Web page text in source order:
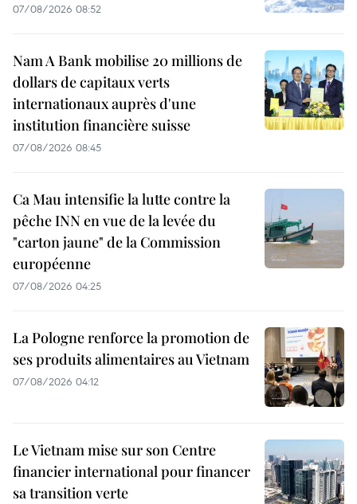
07/08/2026 08:52
Nam A Bank mobilise 20 millions de
dollars de capitaux verts
internationaux auprès d'une
institution financière suisse
07/08/2026 08:45
Ca Mau intensifie la lutte contre la
pêche INN en vue de la levée du
"carton jaune" de la Commission
européenne
07/08/2026 04:25
La Pologne renforce la promotion de
ses produits alimentaires au Vietnam
07/08/2026 04:12
Le Vietnam mise sur son Centre
financier international pour financer
sa transition verte